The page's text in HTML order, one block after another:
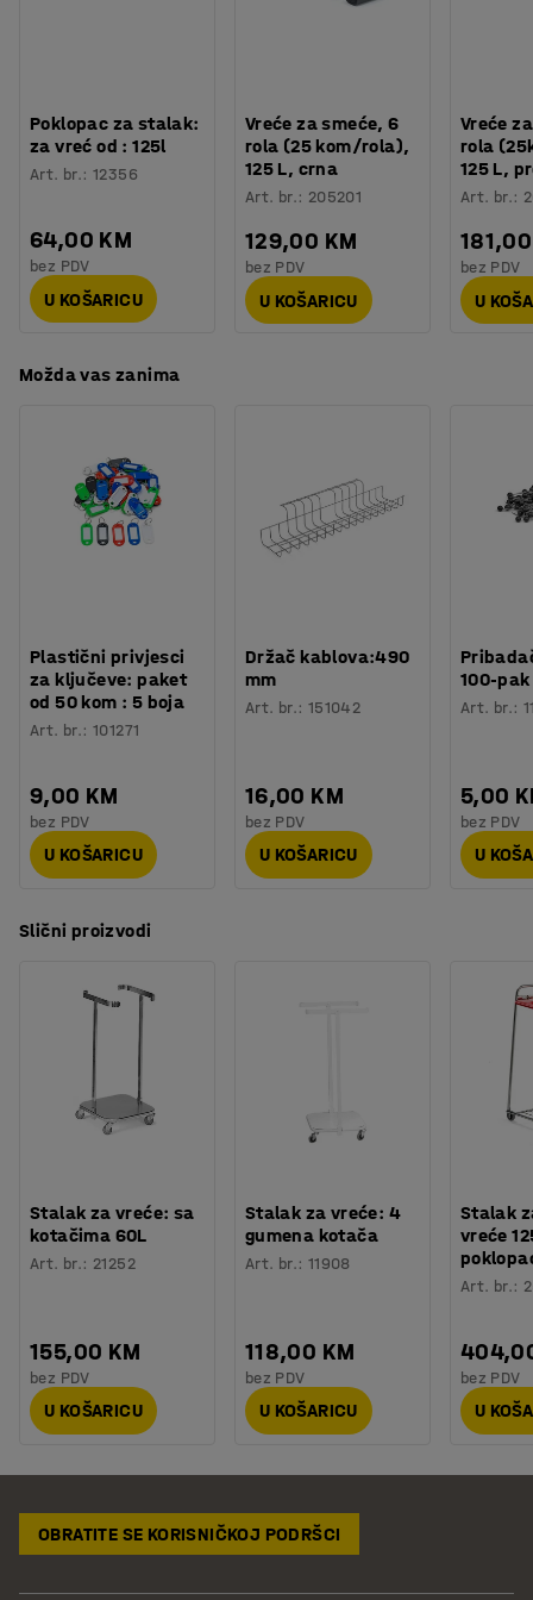
Poklopac za stalak:
za vreć od : 125l
Art. br.:12356
64,00 KM
bez PDV
U KOŠARICU
Vreće za smeće, 6
rola (25 kom/rola),
125 L, crna
Art. br.: 205201
129,00 KM
bez PDV
U KOŠARICU
Vreće
rola
125 L,
Art. br.:
bez PDV
U
Možda vas zanima
Plastični privjesci
za ključeve: paket
od 50 kom : 5 boja
Art. br.:101271
9,00 KM
bez PDV
U KOŠARICU
Držač kablova:490
mm
Art. br.: 151042
16,00 KM
bez PDV
U KOŠARICU
100-pak
Art. br.:
5,00
bez PDV
U
Slični proizvodi
Stalak za vreće: sa
kotačima 60L
Art. br.: 21252
155,00 KM
bez PDV
U KOŠARICU
Stalak za vreće: 4
gumena kotača
Art. br.: 11908
118,00 KM
bez PDV
U KOŠARICU
Stalak
vreće
Art. br.:
bez PDV
U
OBRATITE SE KORISNIČKOJ PODRŠCI